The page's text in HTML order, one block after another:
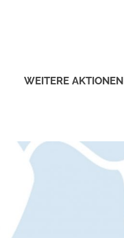
WEITERE AKTIONEN